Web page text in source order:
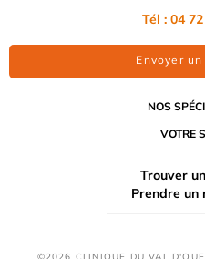
Tél : 04
Envoyer
NOS
VOTRE
Trouver
Prendre un